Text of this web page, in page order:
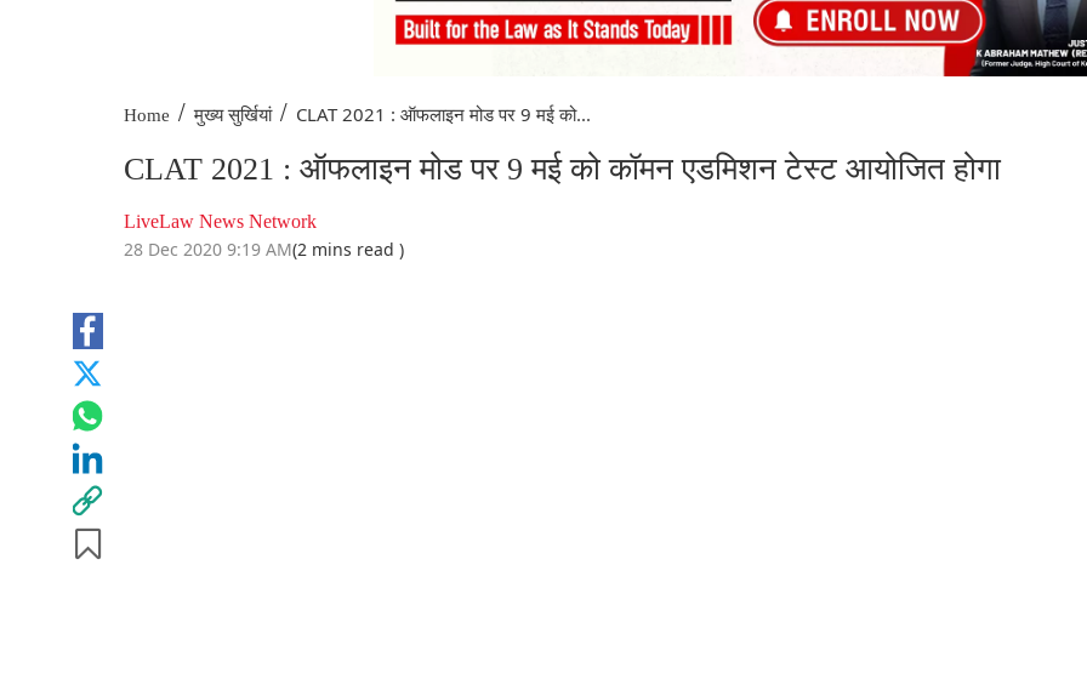
Home / मुख्य सुर्खियां / CLAT 2021 : ऑफलाइन मोड पर 9 मई को...
CLAT 2021 : ऑफलाइन मोड पर 9 मई को कॉमन एडमिशन टेस्ट आयोजित होगा
LiveLaw News Network
28 Dec 2020 9:19 AM(2 mins read )